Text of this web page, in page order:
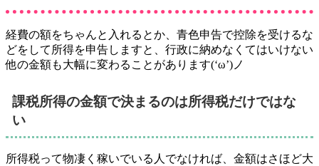
経費の額をちゃんと入れるとか、青色申告で控除を受けるな
どをして所得を申告しますと、行政に納めなくてはいけない
他の金額も大幅に変わることがあります(‘ω’)ノ
課税所得の金額で決まるのは所得税だけではな
い
所得税って物凄く稼いでいる人でなければ、金額はさほど大